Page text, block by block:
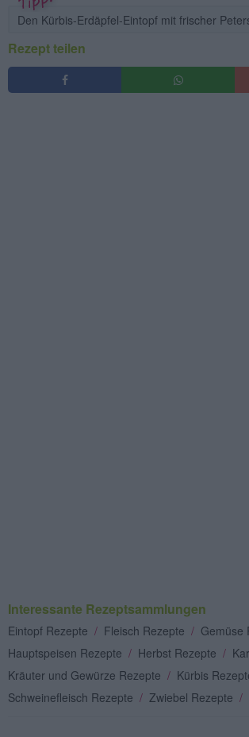
Den Kürbis-Erdäpfel-Eintopf mit frischer
Rezept teilen
Interessante Rezeptsammlungen
Eintopf Rezepte / Fleisch Rezepte / Gemüse
Hauptspeisen Rezepte / Herbst Rezepte /
Kräuter und Gewürze Rezepte / Kürbis
Schweinefleisch Rezepte / Zwiebel Rezepte /